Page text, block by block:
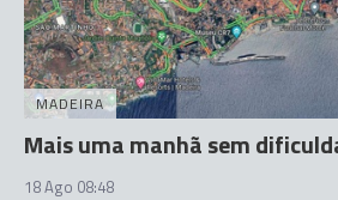
MADEIRA
Mais uma manhã sem
18 Ago 08:48